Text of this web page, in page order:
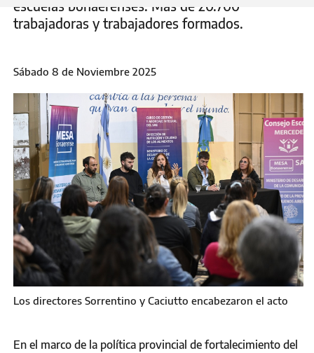
escuelas bonaerenses. Más de 20.700
trabajadoras y trabajadores formados.
Sábado 8 de Noviembre 2025
Los directores Sorrentino y Caciutto encabezaron el acto
En el marco de la política provincial de fortalecimiento del